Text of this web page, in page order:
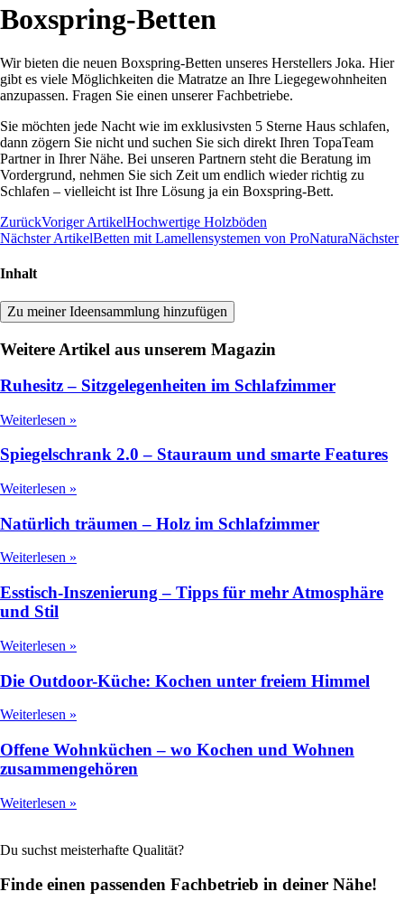
Boxspring-Betten
Wir bieten die neuen Boxspring-Betten unseres Herstellers Joka. Hier
gibt es viele Möglichkeiten die Matratze an Ihre Liegegewohnheiten
anzupassen. Fragen Sie einen unserer Fachbetriebe.
Sie möchten jede Nacht wie im exklusivsten 5 Sterne Haus schlafen,
dann zögern Sie nicht und suchen Sie sich direkt Ihren TopaTeam
Partner in Ihrer Nähe. Bei unseren Partnern steht die Beratung im
Vordergrund, nehmen Sie sich Zeit um endlich wieder richtig zu
Schlafen – vielleicht ist Ihre Lösung ja ein Boxspring-Bett.
ZurückVoriger ArtikelHochwertige Holzböden
Nächster ArtikelBetten mit Lamellensystemen von ProNaturaNächster
Inhalt
Zu meiner Ideensammlung hinzufügen
Weitere Artikel aus unserem Magazin
Ruhesitz – Sitzgelegenheiten im Schlafzimmer
Weiterlesen »
Spiegelschrank 2.0 – Stauraum und smarte Features
Weiterlesen »
Natürlich träumen – Holz im Schlafzimmer
Weiterlesen »
Esstisch-Inszenierung – Tipps für mehr Atmosphäre
und Stil
Weiterlesen »
Die Outdoor-Küche: Kochen unter freiem Himmel
Weiterlesen »
Offene Wohnküchen – wo Kochen und Wohnen
zusammengehören
Weiterlesen »
Du suchst meisterhafte Qualität?
Finde einen passenden Fachbetrieb in deiner Nähe!